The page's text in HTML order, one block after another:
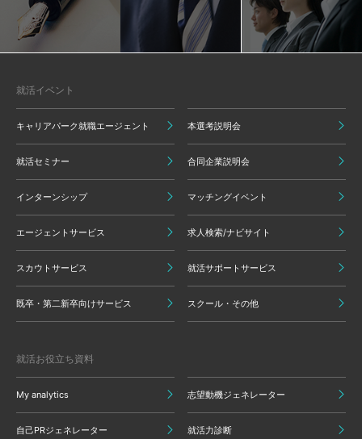
就活イベント
キャリアパーク就職エージェント 本選考説明会
就活セミナー 合同企業説明会
インターンシップ マッチングイベント
エージェントサービス 求人検索/ナビサイト
スカウトサービス 就活サポートサービス
既卒・第二新卒向けサービス スクール・その他
就活お役立ち資料
My analytics 志望動機ジェネレーター
自己PRジェネレーター 就活力診断